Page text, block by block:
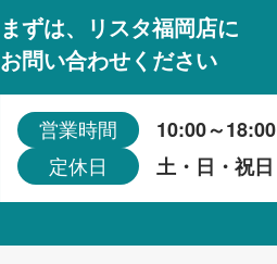
まずは、リスタ福岡店に
お問い合わせください
営業時間 10:00～18:00
定休日 土・日・祝日